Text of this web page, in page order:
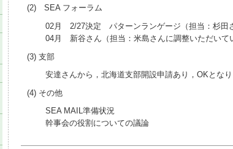
(2) SEA フォーラム
02月 2/27決定 パターンランゲージ（担当：杉田
04月 新谷さん（担当：米島さんに調整いただいて
(3) 支部
安達さんから，北海道支部開設申請あり，OKとなり
(4) その他
SEA MAIL準備状況
幹事会の役割についての議論